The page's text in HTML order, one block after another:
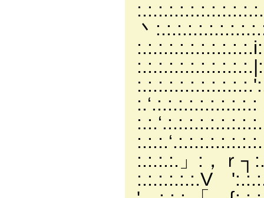
丶
:.:.:.:.」:
:.:.:.:.:.:.V